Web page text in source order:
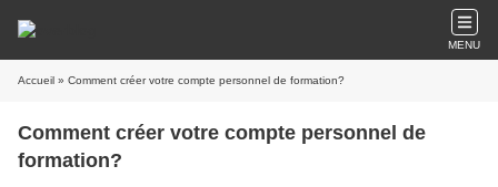
MENU
Accueil » Comment créer votre compte personnel de formation?
Comment créer votre compte personnel de
formation?